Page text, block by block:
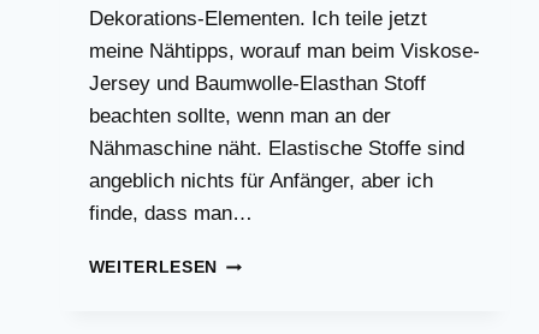
Dekorations-Elementen. Ich teile jetzt
meine Nähtipps, worauf man beim Viskose-
Jersey und Baumwolle-Elasthan Stoff
beachten sollte, wenn man an der
Nähmaschine näht. Elastische Stoffe sind
angeblich nichts für Anfänger, aber ich
finde, dass man…
WEITERLESENNÄHTIPPS: